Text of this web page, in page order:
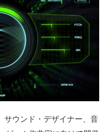
サウンド・デザイナー、音